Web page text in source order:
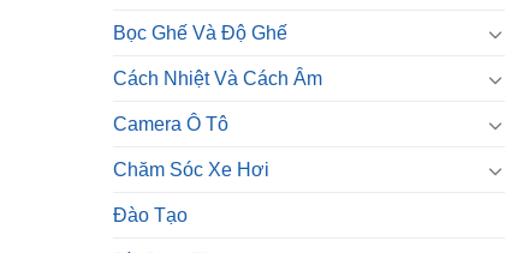
Bọc Ghế Và Độ Ghế
Cách Nhiệt Và Cách Âm
Camera Ô Tô
Chăm Sóc Xe Hơi
Đào Tạo